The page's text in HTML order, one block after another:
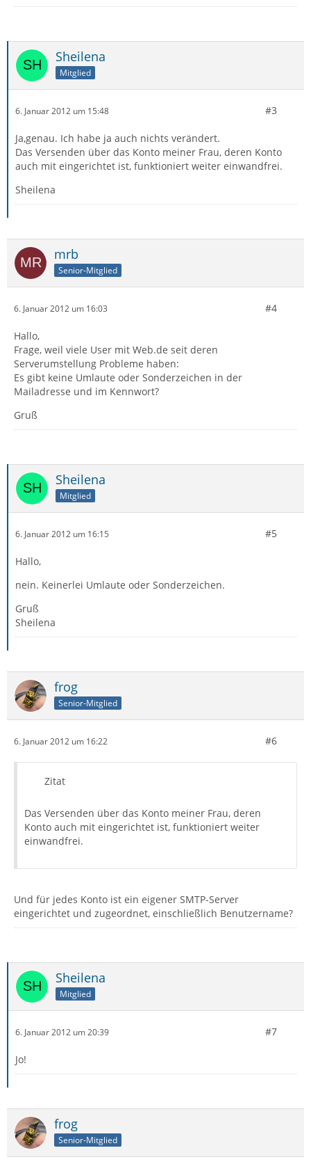
Sheilena
Mitglied
6. Januar 2012 um 15:48 #3
Ja,genau. Ich habe ja auch nichts verändert.
Das Versenden über das Konto meiner Frau, deren Konto
auch mit eingerichtet ist, funktioniert weiter einwandfrei.
Sheilena
mrb
Senior-Mitglied
6. Januar 2012 um 16:03 #4
Hallo,
Frage, weil viele User mit Web.de seit deren
Serverumstellung Probleme haben:
Es gibt keine Umlaute oder Sonderzeichen in der
Mailadresse und im Kennwort?
Gruß
Sheilena
Mitglied
6. Januar 2012 um 16:15 #5
Hallo,
nein. Keinerlei Umlaute oder Sonderzeichen.
Gruß
Sheilena
frog
Senior-Mitglied
6. Januar 2012 um 16:22 #6
Zitat
Das Versenden über das Konto meiner Frau, deren
Konto auch mit eingerichtet ist, funktioniert weiter
einwandfrei.
Und für jedes Konto ist ein eigener SMTP-Server
eingerichtet und zugeordnet, einschließlich Benutzername?
Sheilena
Mitglied
6. Januar 2012 um 20:39 #7
Jo!
frog
Senior-Mitglied